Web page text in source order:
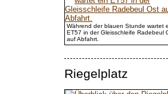
Während der blauen Stunde wartet
ET57 in der Gleisschleife Radebeul
auf Abfahrt.
Riegelplatz